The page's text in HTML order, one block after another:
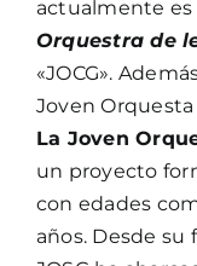
actualmente
Orquestra de
«JOCG».
Joven Orquesta
La Joven
un proyecto
con edades
años. Desde su